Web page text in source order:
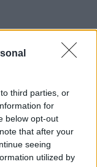
third parties, or
for
below opt-out
that after your
seeing
utilized by
itt, hogy a PC
se maradj le